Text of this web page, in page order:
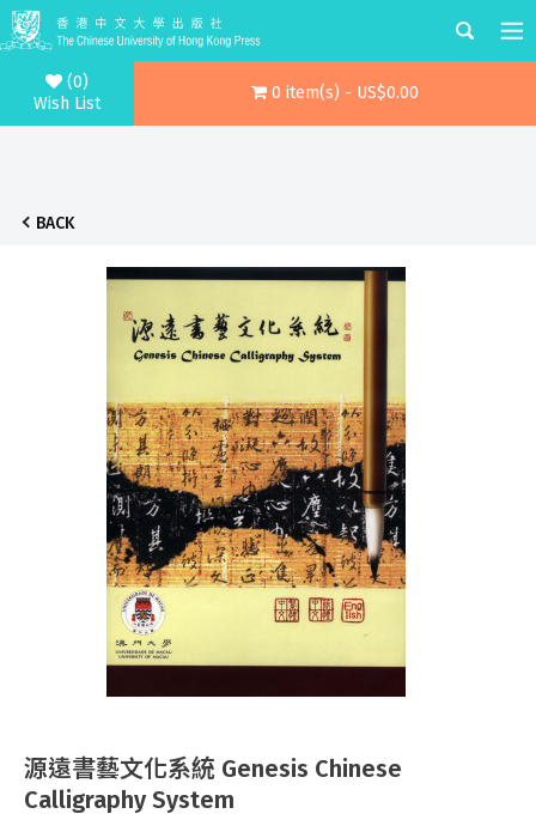
(0)
Wish List
0 item(s) - US$0.00
BACK
源遠書藝文化系統 Genesis Chinese
Calligraphy System